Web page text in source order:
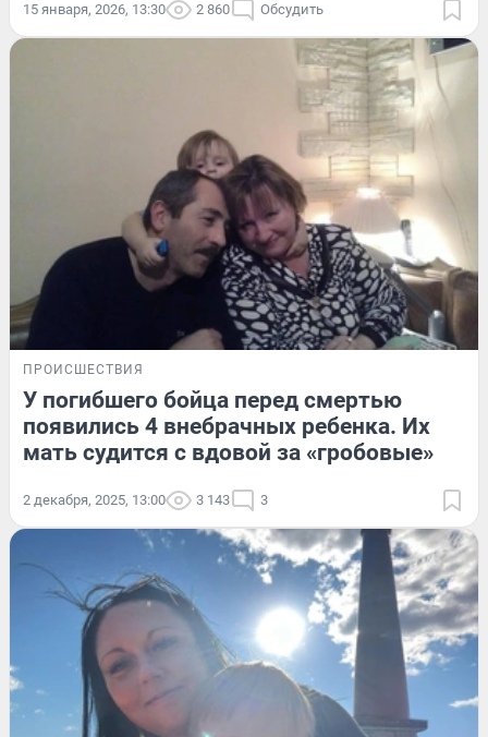
15 января, 2026, 13:30 2 860 Обсудить
ПРОИСШЕСТВИЯ
У погибшего бойца перед смертью
появились 4 внебрачных ребенка. Их
мать судится с вдовой за «гробовые»
2 декабря, 2025, 13:00 3 143 3